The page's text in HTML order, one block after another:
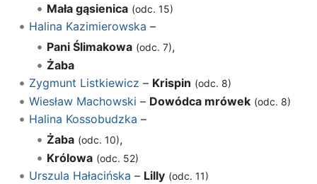
Mała gąsienica (odc. 15)
Halina Kazimierowska –
Pani Ślimakowa (odc. 7),
Żaba
Zygmunt Listkiewicz – Krispin (odc. 8)
Wiesław Machowski – Dowódca mrówek (odc. 8)
Halina Kossobudzka –
Żaba (odc. 10),
Królowa (odc. 52)
Urszula Hałacińska – Lilly (odc. 11)